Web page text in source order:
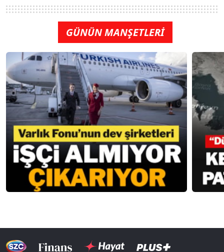
GÜNÜN MANŞETLERİ